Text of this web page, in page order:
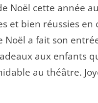
Noël cette année
et bien réussies
Noël a fait son
aux enfants
au théâtre.